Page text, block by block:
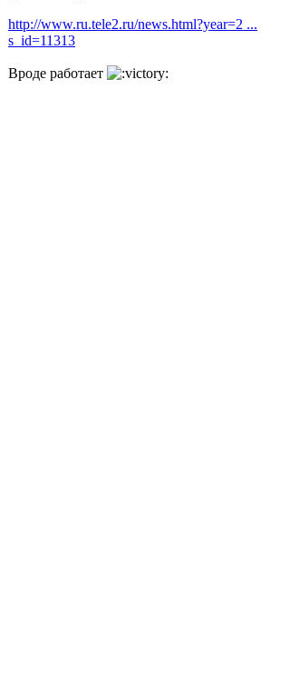
http://www.ru.tele2.ru/news.html?year=2 ...
s_id=11313
Вроде работает